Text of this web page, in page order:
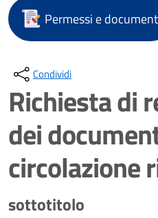
Permessi e
Condividi
Richiesta di
dei
circolazione
sottotitolo